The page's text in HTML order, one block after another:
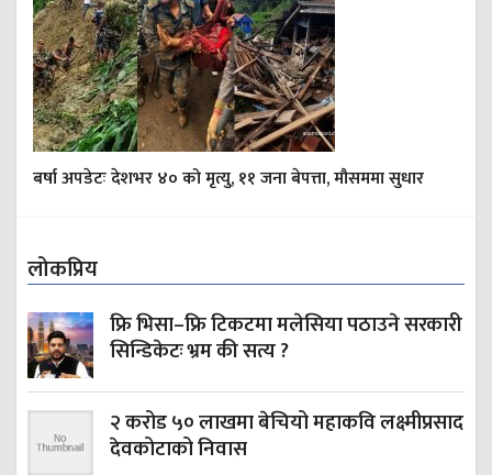
बर्षा अपडेटः देशभर ४० को मृत्यु, ११ जना बेपत्ता, मौसममा सुधार
लोकप्रिय
फ्रि भिसा–फ्रि टिकटमा मलेसिया पठाउने सरकारी
सिन्डिकेटः भ्रम की सत्य ?
२ करोड ५० लाखमा बेचियो महाकवि लक्ष्मीप्रसाद
देवकोटाको निवास